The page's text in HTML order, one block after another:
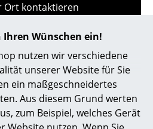
Wünschen ein!
nutzen wir verschiedene
unserer Website für Sie
ein maßgeschneidertes
Aus diesem Grund werten
zum Beispiel, welches Gerät
Ort kontaktieren